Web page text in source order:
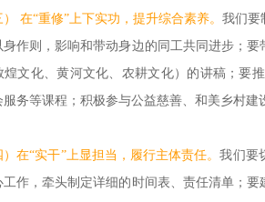
） 在“重修”上下实功，提升综合素养。 我们要
身作则，影响和带动身边的同工共同进步；
煌文化、黄河文化、农耕文化）的讲稿；要
务等课程；积极参与公益慈善、和美乡村建
）在“实干”上显担当，履行主体责任。我们要
工作，牵头制定详细的时间表、责任清单；